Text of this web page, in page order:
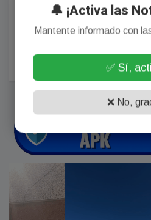
Francis Ford Coppola dijo
Morrison y que el cantante
Agosto 01, 2026
🔔 ¡Activa las
Mantente informado con
✅ Sí,
❌ No,